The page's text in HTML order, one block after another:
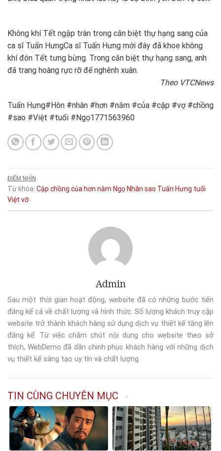
Không khí Tết ngập tràn trong căn biệt thự hạng sang của
ca sĩ Tuấn HưngCa sĩ Tuấn Hưng mới đây đã khoe không
khí đón Tết tưng bừng. Trong căn biệt thự hạng sang, anh
đã trang hoàng rực rỡ để nghênh xuân.
Theo VTCNews
Tuấn Hưng#Hôn #nhân #hơn #năm #của #cặp #vợ #chồng
#sao #Việt #tuổi #Ngọ1771563960
ĐIỂM NHÌN
Từ khóa: Cập chồng của hơn năm Ngọ Nhân sao Tuấn Hưng tuổi
Việt vỡ
Admin
Sau một thời gian hoạt động, website đã có những bước tiến
đáng kể cả về chất lượng và hình thức. Số lượng khách truy cập
website trở thành khách hàng sử dụng dịch vụ thiết kế tăng lên
đáng kể. Từ việc chăm chút nội dung cho website theo sở
thích, WebDemo đã dần chinh phục khách hàng với những dịch
vụ thiết kế sáng tạo uy tín và chất lượng.
TIN CÙNG CHUYÊN MỤC